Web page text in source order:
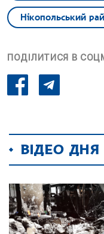
Нікопольський
ПОДІЛИТИСЯ В
ВІДЕО ДНЯ